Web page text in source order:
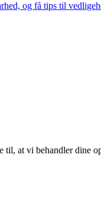
og få tips til
at vi behandler dine